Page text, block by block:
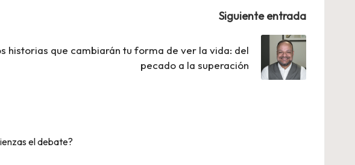
Siguiente entrada
historias que cambiarán tu forma de ver la vida: del
pecado a la superación
el debate?